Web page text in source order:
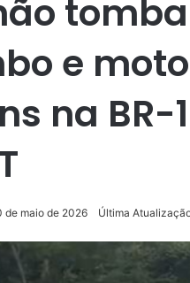
e
na BR-
de maio de 2026 Última